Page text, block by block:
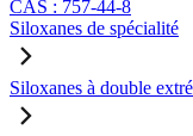
CAS : 757-44-8
Siloxanes de spécialité
Siloxanes à double